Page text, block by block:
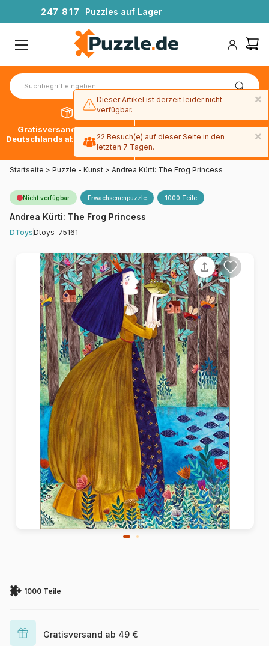
247 81 7 Puzzles auf Lager
Gratisversand innerhalb
Deutschlands ab 49 € mit DPD
30 Tage später bezahlen
mit Paypal
Startseite > Puzzle - Kunst > Andrea Kürti: The Frog Princess
Nicht verfügbar Erwachsenenpuzzle 1000 Teile
Andrea Kürti: The Frog Princess
DToysDtoys-75161
1000 Teile
Gratisversand ab 49 €
×
Dieser Artikel ist derzeit leider nicht
verfügbar.
×
22 Besuch(e) auf dieser Seite in den
letzten 7 Tagen.